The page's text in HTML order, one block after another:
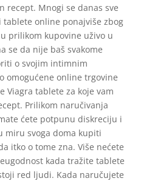
recept. Mnogi se danas sve
online ponajviše zbog
prilikom kupovine uživo u
se da nije baš svakome
o svojim intimnim
omogućene online trgovine
Viagra tablete za koje vam
Prilikom naručivanja
ćete potpunu diskreciju i
miru svoga doma kupiti
itko o tome zna. Više nećete
kada tražite tablete
red ljudi. Kada naručujete